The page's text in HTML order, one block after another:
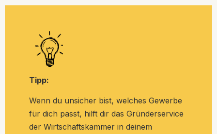
Tipp:
Wenn du unsicher bist, welches Gewerbe
für dich passt, hilft dir das Gründerservice
der Wirtschaftskammer in deinem